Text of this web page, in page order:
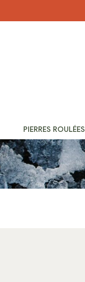
PIERRES ROULÉES